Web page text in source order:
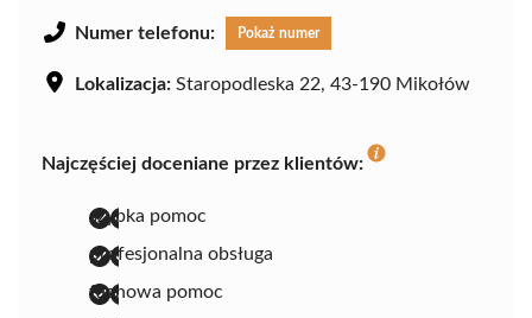
Numer telefonu: Pokaż numer
Lokalizacja: Staropodleska 22, 43-190 Mikołów
Najczęściej doceniane przez klientów:
szybka pomoc
profesjonalna obsługa
fachowa pomoc